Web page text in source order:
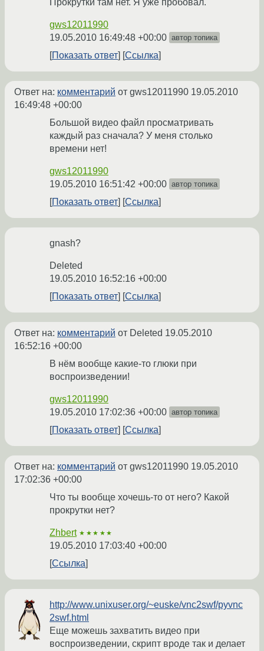
Прокрутки там нет. Я уже пробовал.
gws12011990
19.05.2010 16:49:48 +00:00 автор топика
Показать ответ Ссылка
Ответ на: комментарий от gws12011990 19.05.2010
16:49:48 +00:00
Большой видео файл просматривать
каждый раз сначала? У меня столько
времени нет!
gws12011990
19.05.2010 16:51:42 +00:00 автор топика
Показать ответ Ссылка
gnash?
Deleted
19.05.2010 16:52:16 +00:00
Показать ответ
Ссылка
Ответ на: комментарий от Deleted 19.05.2010
16:52:16 +00:00
В нём вообще какие-то глюки при
воспроизведении!
gws12011990
19.05.2010 17:02:36 +00:00 автор топика
Показать ответ Ссылка
Ответ на: комментарий от gws12011990 19.05.2010
17:02:36 +00:00
Что ты вообще хочешь-то от него? Какой
прокрутки нет?
Zhbert ★★★★★
19.05.2010 17:03:40 +00:00
Ссылка
http://www.unixuser.org/~euske/vnc2swf/pyvnc
2swf.html
Еще можешь захватить видео при
воспроизведении, скрипт вроде так и делает